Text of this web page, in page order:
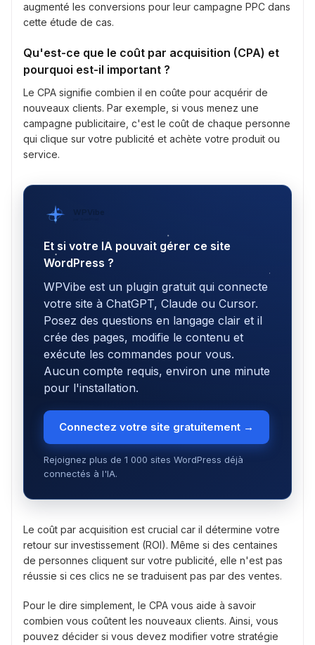
augmenté les conversions pour leur campagne PPC dans
cette étude de cas.
Qu'est-ce que le coût par acquisition (CPA) et
pourquoi est-il important ?
Le CPA signifie combien il en coûte pour acquérir de
nouveaux clients. Par exemple, si vous menez une
campagne publicitaire, c'est le coût de chaque personne
qui clique sur votre publicité et achète votre produit ou
service.
WPVibe
Et si votre IA pouvait gérer ce site
WordPress ?
WPVibe est un plugin gratuit qui connecte
votre site à ChatGPT, Claude ou Cursor.
Posez des questions en langage clair et il
crée des pages, modifie le contenu et
exécute les commandes pour vous.
Aucun compte requis, environ une minute
pour l'installation.
Connectez votre site gratuitement →
Rejoignez plus de 1 000 sites WordPress déjà
connectés à l'IA.
Le coût par acquisition est crucial car il détermine votre
retour sur investissement (ROI). Même si des centaines
de personnes cliquent sur votre publicité, elle n'est pas
réussie si ces clics ne se traduisent pas par des ventes.
Pour le dire simplement, le CPA vous aide à savoir
combien vous coûtent les nouveaux clients. Ainsi, vous
pouvez décider si vous devez modifier votre stratégie